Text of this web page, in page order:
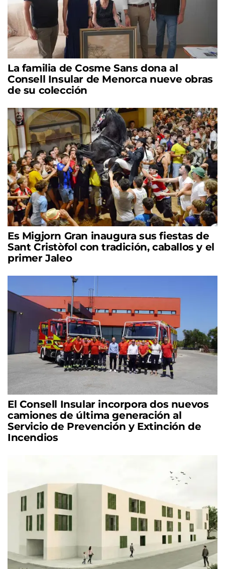
La familia de Cosme Sans dona al
Consell Insular de Menorca nueve obras
de su colección
Es Migjorn Gran inaugura sus fiestas de
Sant Cristòfol con tradición, caballos y el
primer Jaleo
El Consell Insular incorpora dos nuevos
camiones de última generación al
Servicio de Prevención y Extinción de
Incendios